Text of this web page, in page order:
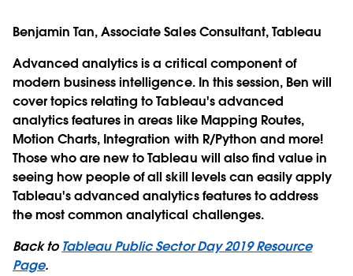
Benjamin Tan, Associate Sales Consultant, Tableau
Advanced analytics is a critical component of
modern business intelligence. In this session, Ben will
cover topics relating to Tableau's advanced
analytics features in areas like Mapping Routes,
Motion Charts, Integration with R/Python and more!
Those who are new to Tableau will also find value in
seeing how people of all skill levels can easily apply
Tableau's advanced analytics features to address
the most common analytical challenges.
Back to Tableau Public Sector Day 2019 Resource
Page.